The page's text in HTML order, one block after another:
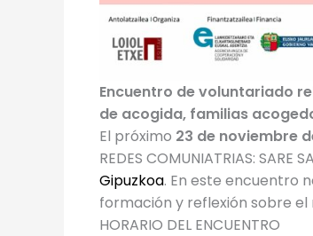
Encuentro de voluntariado
de acogida, familias
El próximo 23 de noviembre
REDES COMUNIATRIAS: SARE
Gipuzkoa. En este encuentro
formación y reflexión sobre
HORARIO DEL ENCUENTRO